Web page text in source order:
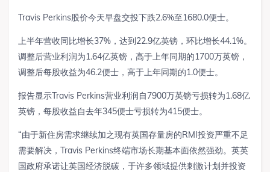
Travis Perkins股价今天早盘交投下跌2.6%至1680.0便士。
上半年营收同比增长37%，达到22.9亿英镑，环比增长44.1%。
调整后营业利润为1.64亿英镑，高于上年同期的1700万英镑，
调整后每股收益为46.2便士，高于上年同期的1.0便士。
报告显示Travis Perkins营业利润自7900万英镑亏损转为1.68亿
英镑，每股收益自去年345便士亏损转为415便士。
“由于新住房需求继续加之现有英国存量房的RMI投资严重不足
需要解决，Travis Perkins终端市场长期基本面依然强劲。英英
国政府承诺让英国经济脱碳，于许多领域提供刺激计划并投资